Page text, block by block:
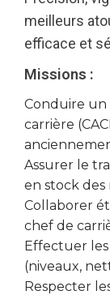
meilleurs
efficace et
Missions :
Conduire
carrière
Assurer le
en stock des
Collaborer
chef de
Effectuer les
(niveaux,
Respecter